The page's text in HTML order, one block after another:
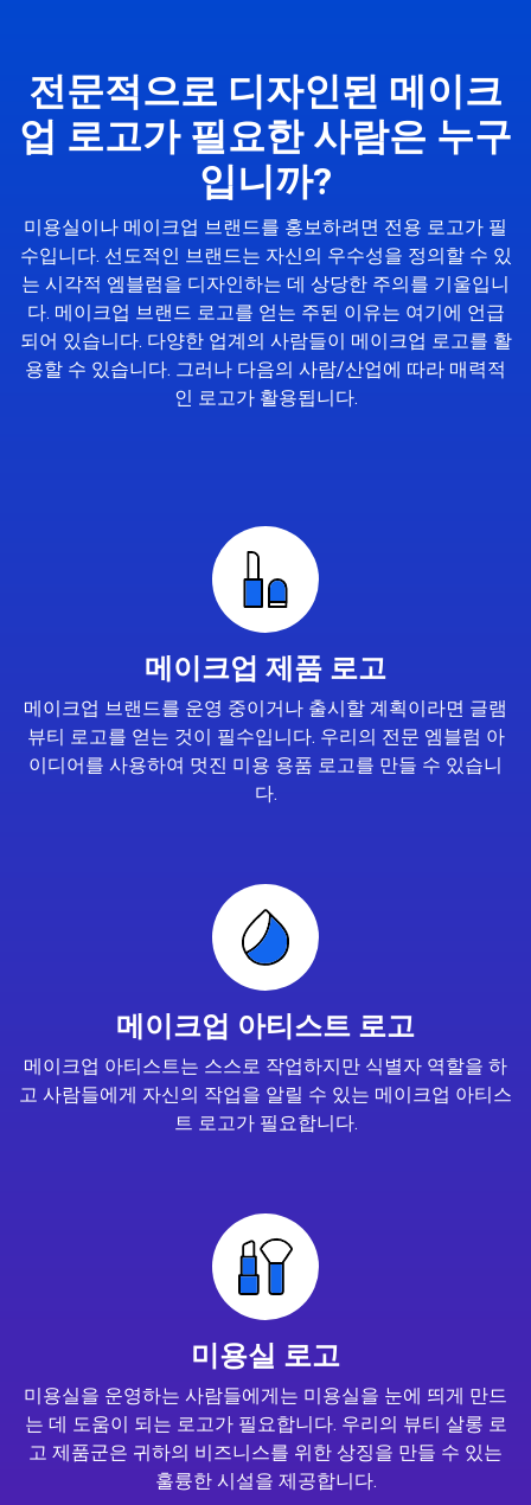
전문적으로 디자인된 메이크
업 로고가 필요한 사람은 누구
입니까?
미용실이나 메이크업 브랜드를 홍보하려면 전용 로고가 필
수입니다. 선도적인 브랜드는 자신의 우수성을 정의할 수 있
는 시각적 엠블럼을 디자인하는 데 상당한 주의를 기울입니
다. 메이크업 브랜드 로고를 얻는 주된 이유는 여기에 언급
되어 있습니다. 다양한 업계의 사람들이 메이크업 로고를 활
용할 수 있습니다. 그러나 다음의 사람/산업에 따라 매력적
인 로고가 활용됩니다.
메이크업 제품 로고
메이크업 브랜드를 운영 중이거나 출시할 계획이라면 글램
뷰티 로고를 얻는 것이 필수입니다. 우리의 전문 엠블럼 아
이디어를 사용하여 멋진 미용 용품 로고를 만들 수 있습니
다.
메이크업 아티스트 로고
메이크업 아티스트는 스스로 작업하지만 식별자 역할을 하
고 사람들에게 자신의 작업을 알릴 수 있는 메이크업 아티스
트 로고가 필요합니다.
미용실 로고
미용실을 운영하는 사람들에게는 미용실을 눈에 띄게 만드
는 데 도움이 되는 로고가 필요합니다. 우리의 뷰티 살롱 로
고 제품군은 귀하의 비즈니스를 위한 상징을 만들 수 있는
훌륭한 시설을 제공합니다.